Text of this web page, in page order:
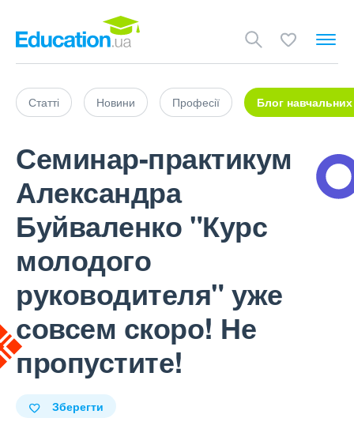
Статті Новини Професії Блог навчальних
Семинар-практикум
Александра
Буйваленко "Курс
молодого
руководителя" уже
совсем скоро! Не
пропустите!
Зберегти